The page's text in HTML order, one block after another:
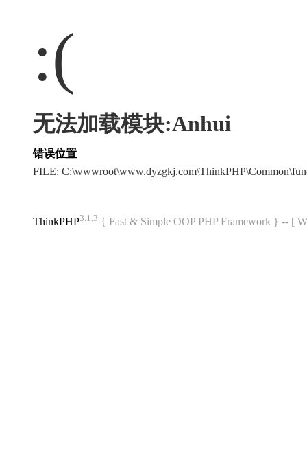
:(
无法加载模块:Anhui
错误位置
FILE:
ThinkPHP3.1.3 { Fast & Simple OOP PHP Framework } -- [